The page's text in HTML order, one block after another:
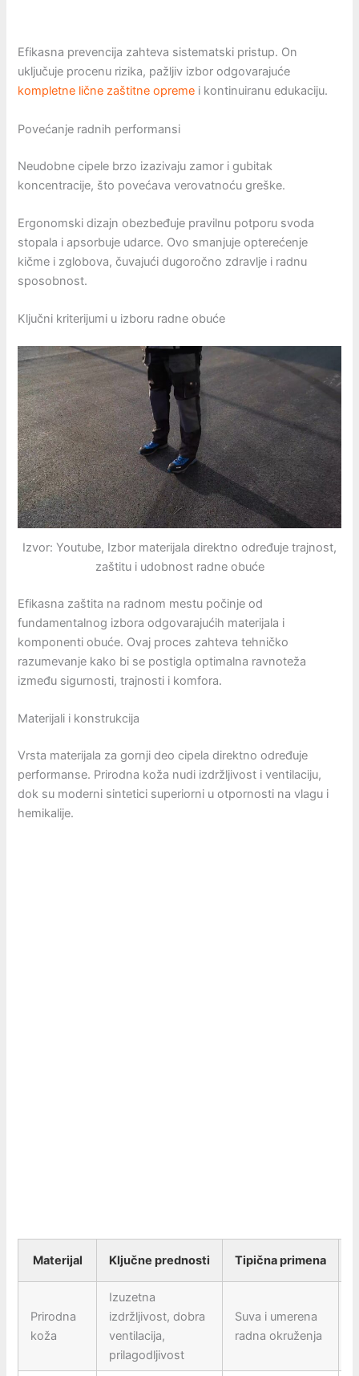
Efikasna prevencija zahteva sistematski pristup. On
uključuje procenu rizika, pažljiv izbor odgovarajuće
kompletne lične zaštitne opreme i kontinuiranu edukaciju.
Povećanje radnih performansi
Neudobne cipele brzo izazivaju zamor i gubitak
koncentracije, što povećava verovatnoću greške.
Ergonomski dizajn obezbeđuje pravilnu potporu svoda
stopala i apsorbuje udarce. Ovo smanjuje opterećenje
kičme i zglobova, čuvajući dugoročno zdravlje i radnu
sposobnost.
Ključni kriterijumi u izboru radne obuće
Izvor: Youtube, Izbor materijala direktno određuje trajnost,
zaštitu i udobnost radne obuće
Efikasna zaštita na radnom mestu počinje od
fundamentalnog izbora odgovarajućih materijala i
komponenti obuće. Ovaj proces zahteva tehničko
razumevanje kako bi se postigla optimalna ravnoteža
između sigurnosti, trajnosti i komfora.
Materijali i konstrukcija
Vrsta materijala za gornji deo cipela direktno određuje
performanse. Prirodna koža nudi izdržljivost i ventilaciju,
dok su moderni sintetici superiorni u otpornosti na vlagu i
hemikalije.
Materijal Ključne prednosti Tipična primena
Prirodna
koža
Izuzetna
izdržljivost, dobra
ventilacija,
prilagodljivost
Suva i umerena
radna okruženja